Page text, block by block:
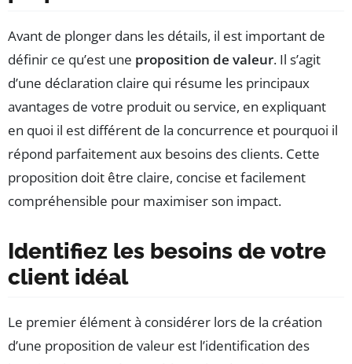
Avant de plonger dans les détails, il est important de
définir ce qu’est une proposition de valeur. Il s’agit
d’une déclaration claire qui résume les principaux
avantages de votre produit ou service, en expliquant
en quoi il est différent de la concurrence et pourquoi il
répond parfaitement aux besoins des clients. Cette
proposition doit être claire, concise et facilement
compréhensible pour maximiser son impact.
Identifiez les besoins de votre
client idéal
Le premier élément à considérer lors de la création
d’une proposition de valeur est l’identification des